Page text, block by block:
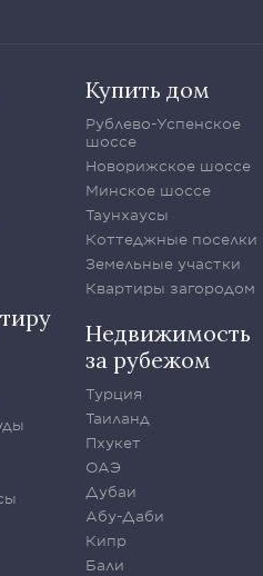
Купить дом
Рублево-Успенское
шоссе
Новорижское шоссе
Минское шоссе
Таунхаусы
Коттеджные поселки
Земельные участки
Квартиры загородом
Недвижимость
за рубежом
Турция
Таиланд
Пхукет
ОАЭ
Дубаи
Абу-Даби
Кипр
Бали